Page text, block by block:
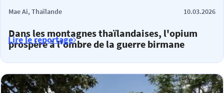
Mae Ai, Thaïlande 10.03.2026
Dans les montagnes thaïlandaises, l'opium
prospère à l'ombre de la guerre birmane
Lire le reportage